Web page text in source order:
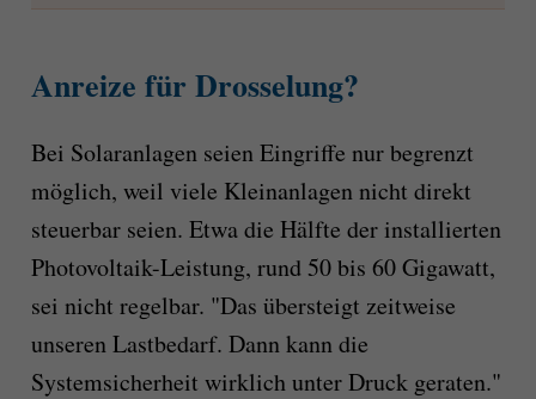
Anreize für Drosselung?
Bei Solaranlagen seien Eingriffe nur begrenzt
möglich, weil viele Kleinanlagen nicht direkt
steuerbar seien. Etwa die Hälfte der installierten
Photovoltaik-Leistung, rund 50 bis 60 Gigawatt,
sei nicht regelbar. "Das übersteigt zeitweise
unseren Lastbedarf. Dann kann die
Systemsicherheit wirklich unter Druck geraten."